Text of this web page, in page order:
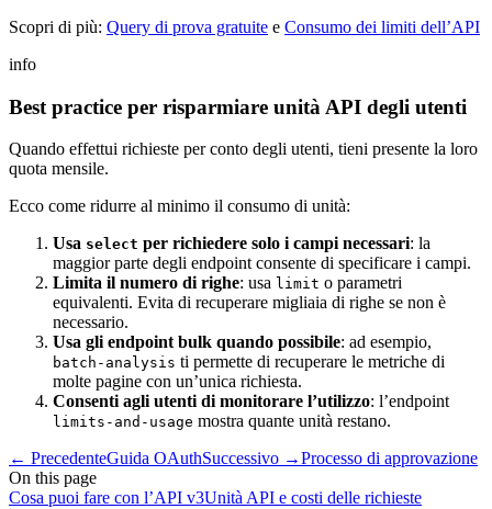
Scopri di più: Query di prova gratuite e Consumo dei limiti dell’API
info
Best practice per risparmiare unità API degli utenti
Quando effettui richieste per conto degli utenti, tieni presente la loro
quota mensile.
Ecco come ridurre al minimo il consumo di unità:
Usa select per richiedere solo i campi necessari: la
maggior parte degli endpoint consente di specificare i campi.
Limita il numero di righe: usa limit o parametri
equivalenti. Evita di recuperare migliaia di righe se non è
necessario.
Usa gli endpoint bulk quando possibile: ad esempio,
batch-analysis ti permette di recuperare le metriche di
molte pagine con un’unica richiesta.
Consenti agli utenti di monitorare l’utilizzo: l’endpoint
limits-and-usage mostra quante unità restano.
← PrecedenteGuida OAuthSuccessivo →Processo di approvazione
On this page
Cosa puoi fare con l’API v3Unità API e costi delle richieste